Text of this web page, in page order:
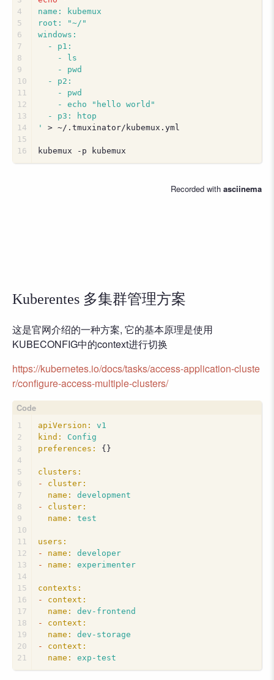
4
5
6
7
8
9
10
11
12
13
14
15
16
name: kubemux
root: "~/"
windows:
  - p1:
    - ls
    - pwd
  - p2:
    - pwd
    - echo "hello world"
  - p3: htop
'
> ~/.tmuxinator/kubemux.yml
kubemux -p kubemux
Kuberentes 多集群管理方案
这是官网介绍的一种方案, 它的基本原理是使用
KUBECONFIG中的context进行切换
https://kubernetes.io/docs/tasks/access-application-cluste
r/configure-access-multiple-clusters/
1
2
3
4
5
6
7
8
9
10
11
12
13
14
15
16
17
18
19
20
21
apiVersion:
v1
kind:
Config
preferences:
{}
clusters:
-
cluster:
name:
development
-
cluster:
name:
test
users:
-
name:
developer
-
name: experimenter
contexts:
-
context:
name:
dev-frontend
-
context:
name:
dev-storage
-
context:
name:
exp-test